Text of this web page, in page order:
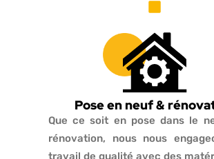
Pose en neuf &
Que ce soit en pose dans le
rénovation, nous nous
travail de qualité avec des